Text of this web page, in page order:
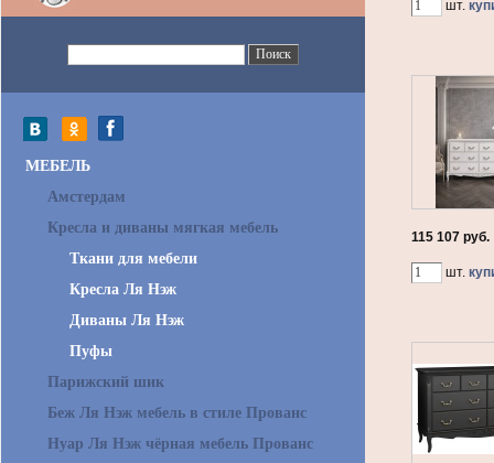
МЕБЕЛЬ
Амстердам
Кресла и диваны мягкая мебель
Ткани для мебели
Кресла Ля Нэж
Диваны Ля Нэж
Пуфы
Парижский шик
Беж Ля Нэж мебель в стиле Прованс
Нуар Ля Нэж чёрная мебель Прованс
шт.
115 107 руб.
шт.